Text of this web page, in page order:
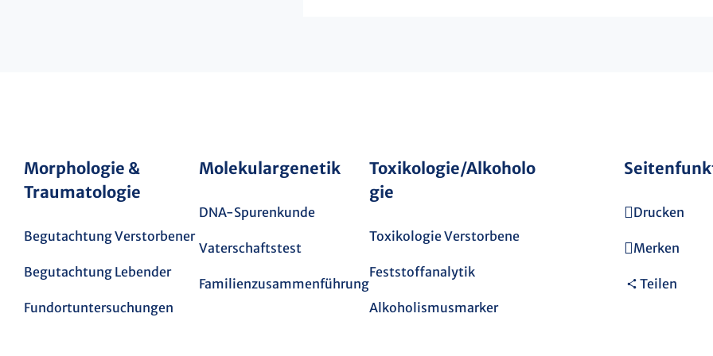
Morphologie &
Traumatologie
Begutachtung Verstorbener
Begutachtung Lebender
Fundortuntersuchungen
Molekulargenetik
DNA-Spurenkunde
Vaterschaftstest
Familienzusammenführung
Toxikologie/Alkoholo
gie
Toxikologie Verstorbene
Feststoffanalytik
Alkoholismusmarker
Drucken
Merken
Teilen